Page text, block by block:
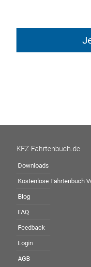
KFZ-Fahrtenbuch.de
Downloads
Kostenlose Fahrtenbuch
Blog
FAQ
Feedback
Login
AGB